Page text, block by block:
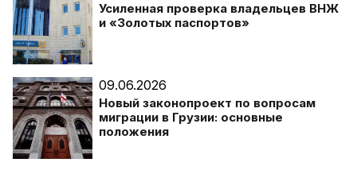
Усиленная проверка владельцев ВНЖ
и «Золотых паспортов»
09.06.2026
Новый законопроект по вопросам
миграции в Грузии: основные
положения